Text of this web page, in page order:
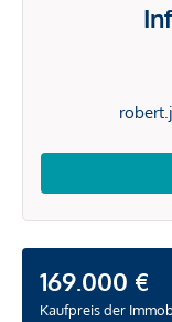
169.000 €
Kaufpreis der